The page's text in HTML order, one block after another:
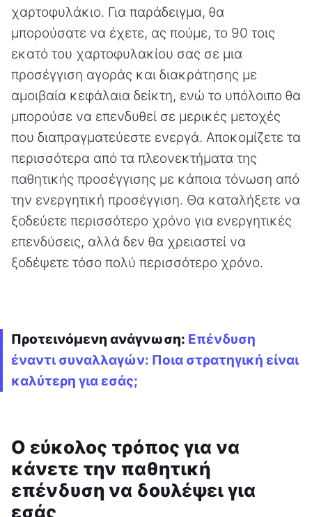
χαρτοφυλάκιο. Για παράδειγμα, θα
μπορούσατε να έχετε, ας πούμε, το 90 τοις
εκατό του χαρτοφυλακίου σας σε μια
προσέγγιση αγοράς και διακράτησης με
αμοιβαία κεφάλαια δείκτη, ενώ το υπόλοιπο θα
μπορούσε να επενδυθεί σε μερικές μετοχές
που διαπραγματεύεστε ενεργά. Αποκομίζετε τα
περισσότερα από τα πλεονεκτήματα της
παθητικής προσέγγισης με κάποια τόνωση από
την ενεργητική προσέγγιση. Θα καταλήξετε να
ξοδεύετε περισσότερο χρόνο για ενεργητικές
επενδύσεις, αλλά δεν θα χρειαστεί να
ξοδέψετε τόσο πολύ περισσότερο χρόνο.
Προτεινόμενη ανάγνωση: Επένδυση
έναντι συναλλαγών: Ποια στρατηγική είναι
καλύτερη για εσάς;
Ο εύκολος τρόπος για να
κάνετε την παθητική
επένδυση να δουλέψει για
εσάς